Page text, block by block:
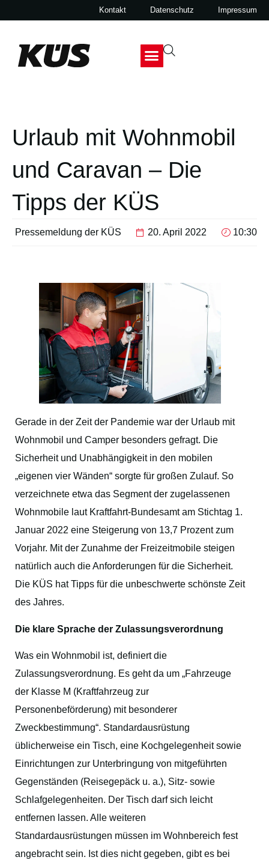
Kontakt Datenschutz Impressum
Urlaub mit Wohnmobil
und Caravan – Die
Tipps der KÜS
Pressemeldung der KÜS 20. April 2022 10:30
Gerade in der Zeit der Pandemie war der Urlaub mit
Wohnmobil und Camper besonders gefragt. Die
Sicherheit und Unabhängigkeit in den mobilen
„eigenen vier Wänden“ sorgte für großen Zulauf. So
verzeichnete etwa das Segment der zugelassenen
Wohnmobile laut Kraftfahrt-Bundesamt am Stichtag 1.
Januar 2022 eine Steigerung von 13,7 Prozent zum
Vorjahr. Mit der Zunahme der Freizeitmobile steigen
natürlich auch die Anforderungen für die Sicherheit.
Die KÜS hat Tipps für die unbeschwerte schönste Zeit
des Jahres.
Die klare Sprache der Zulassungsverordnung
Was ein Wohnmobil ist, definiert die
Zulassungsverordnung. Es geht da um „Fahrzeuge
der Klasse M (Kraftfahrzeug zur
Personenbeförderung) mit besonderer
Zweckbestimmung“. Standardausrüstung
üblicherweise ein Tisch, eine Kochgelegenheit sowie
Einrichtungen zur Unterbringung von mitgeführten
Gegenständen (Reisegepäck u. a.), Sitz- sowie
Schlafgelegenheiten. Der Tisch darf sich leicht
entfernen lassen. Alle weiteren
Standardausrüstungen müssen im Wohnbereich fest
angebracht sein. Ist dies nicht gegeben, gibt es bei